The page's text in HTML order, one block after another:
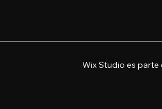
Wix Studio es